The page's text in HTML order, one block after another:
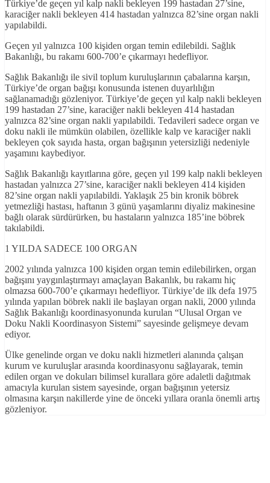
Türkiye’de geçen yıl kalp nakli bekleyen 199 hastadan 27’sine,
karaciğer nakli bekleyen 414 hastadan yalnızca 82’sine organ nakli
yapılabildi.
Geçen yıl yalnızca 100 kişiden organ temin edilebildi. Sağlık
Bakanlığı, bu rakamı 600-700’e çıkarmayı hedefliyor.
Sağlık Bakanlığı ile sivil toplum kuruluşlarının çabalarına karşın,
Türkiye’de organ bağışı konusunda istenen duyarlılığın
sağlanamadığı gözleniyor. Türkiye’de geçen yıl kalp nakli bekleyen
199 hastadan 27’sine, karaciğer nakli bekleyen 414 hastadan
yalnızca 82’sine organ nakli yapılabildi. Tedavileri sadece organ ve
doku nakli ile mümkün olabilen, özellikle kalp ve karaciğer nakli
bekleyen çok sayıda hasta, organ bağışının yetersizliği nedeniyle
yaşamını kaybediyor.
Sağlık Bakanlığı kayıtlarına göre, geçen yıl 199 kalp nakli bekleyen
hastadan yalnızca 27’sine, karaciğer nakli bekleyen 414 kişiden
82’sine organ nakli yapılabildi. Yaklaşık 25 bin kronik böbrek
yetmezliği hastası, haftanın 3 günü yaşamlarını diyaliz makinesine
bağlı olarak sürdürürken, bu hastaların yalnızca 185’ine böbrek
takılabildi.
1 YILDA SADECE 100 ORGAN
2002 yılında yalnızca 100 kişiden organ temin edilebilirken, organ
bağışını yaygınlaştırmayı amaçlayan Bakanlık, bu rakamı hiç
olmazsa 600-700’e çıkarmayı hedefliyor. Türkiye’de ilk defa 1975
yılında yapılan böbrek nakli ile başlayan organ nakli, 2000 yılında
Sağlık Bakanlığı koordinasyonunda kurulan “Ulusal Organ ve
Doku Nakli Koordinasyon Sistemi” sayesinde gelişmeye devam
ediyor.
Ülke genelinde organ ve doku nakli hizmetleri alanında çalışan
kurum ve kuruluşlar arasında koordinasyonu sağlayarak, temin
edilen organ ve dokuları bilimsel kurallara göre adaletli dağıtmak
amacıyla kurulan sistem sayesinde, organ bağışının yetersiz
olmasına karşın nakillerde yine de önceki yıllara oranla önemli artış
gözleniyor.